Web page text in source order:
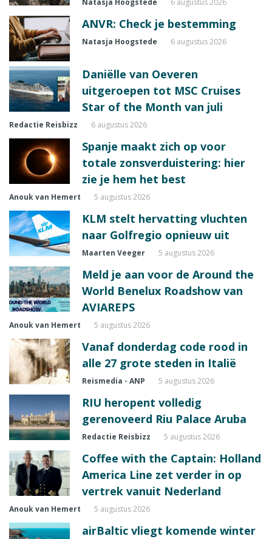
Natasja Hoogstede 6 augustus 2026
ANVR: Check je bestemming
Natasja Hoogstede 6 augustus 2026
Daniëlle van Oeveren
uitgeroepen tot MSC Cruises
Star of the Month van juli
Redactie Reisbizz 6 augustus 2026
Spanje maakt zich op voor
totale zonsverduistering: hier
zie je hem het best
Anouk van Hemert 5 augustus 2026
KLM stelt hervatting vluchten
naar Golfregio opnieuw uit
Maarten Veeger 5 augustus 2026
Meld je aan voor de Around the
World Benelux Roadshow van
AVIAREPS
Anouk van Hemert 5 augustus 2026
Vanaf donderdag code rood in
alle 27 grote steden in Italië
Reismedia - ANP 5 augustus 2026
RIU heropent volledig
gerenoveerd Riu Palace Aruba
Redactie Reisbizz 5 augustus 2026
Coffee with the Captain: Holland
America Line zet verder in op
vertrek vanuit Nederland
Anouk van Hemert 5 augustus 2026
airBaltic vliegt komende winter